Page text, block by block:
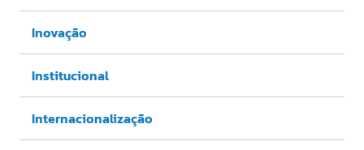
Inovação
Institucional
Internacionalização